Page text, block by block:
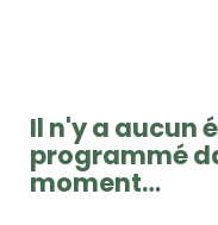
Il n'y a aucun
programmé
moment…